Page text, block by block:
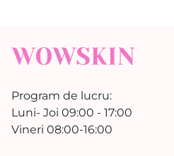
Program de lucru:
Luni- Joi 09:00 - 17:00
Vineri 08:00-16:00